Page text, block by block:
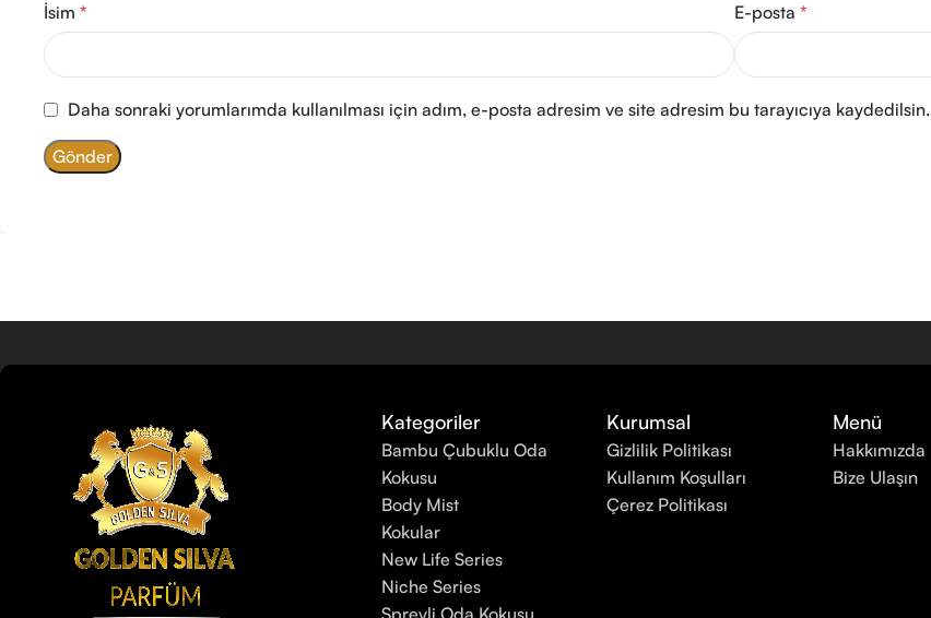
İsim * E-posta *
Daha sonraki yorumlarımda kullanılması için adım, e-posta adresim ve site adresim bu tarayıcıya kaydedilsin.
Kategoriler
Bambu Çubuklu Oda
Kokusu
Body Mist
Kokular
New Life Series
Niche Series
Spreyli Oda Kokusu
Kurumsal
Gizlilik Politikası
Kullanım Koşulları
Çerez Politikası
Menü
Hakkımızda
Bize Ulaşın